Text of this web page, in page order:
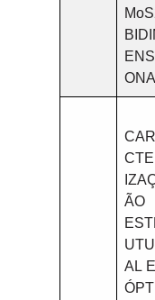
ENSI
ÃO
AL E
ÓPTI